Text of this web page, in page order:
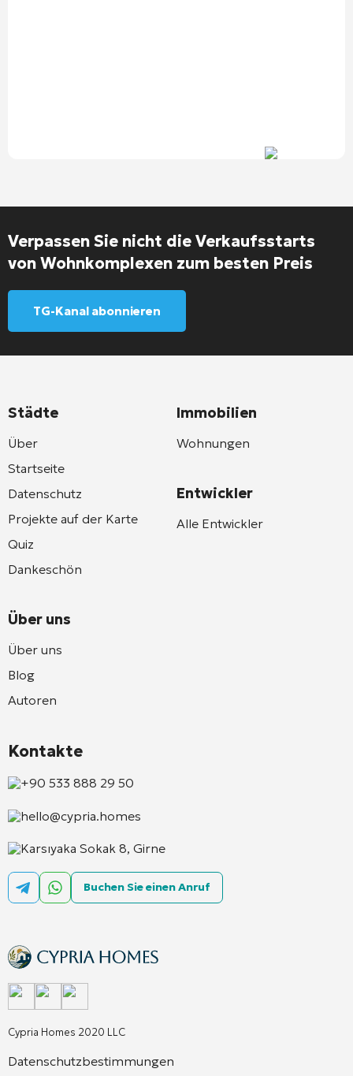
Verpassen Sie nicht die Verkaufsstarts
von Wohnkomplexen zum besten Preis
TG-Kanal abonnieren
Cypria Homes 2020 LLC
Datenschutzbestimmungen
Städte
Über
Startseite
Datenschutz
Projekte auf der Karte
Quiz
Dankeschön
Über uns
Über uns
Blog
Autoren
Immobilien
Wohnungen
Entwickler
Alle Entwickler
Kontakte
+90 533 888 29 50
hello@cypria.homes
Karsıyaka Sokak 8, Girne
Buchen Sie einen Anruf